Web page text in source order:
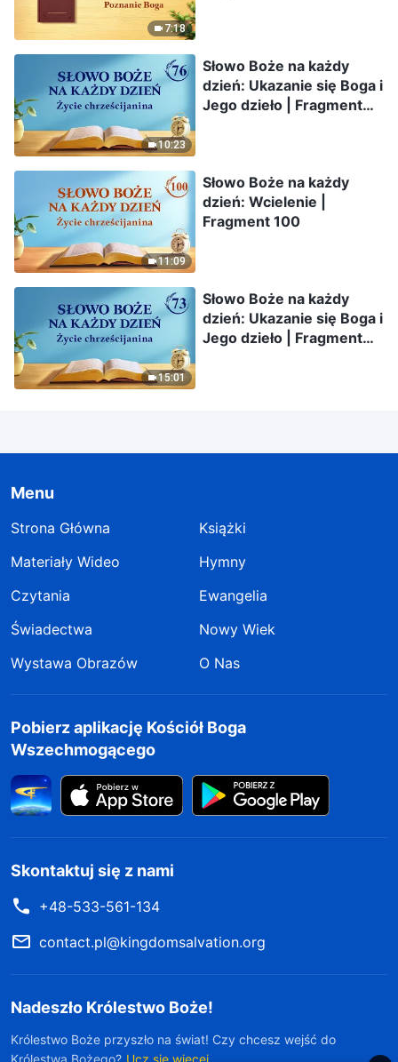
7:18
10:23
Słowo Boże na każdy
dzień: Ukazanie się Boga i
Jego dzieło | Fragment
11:09
Słowo Boże na każdy
dzień: Wcielenie |
Fragment 100
15:01
Słowo Boże na każdy
dzień: Ukazanie się Boga i
Jego dzieło | Fragment
Menu
Strona Główna
Książki
Materiały Wideo
Hymny
Czytania
Ewangelia
Świadectwa
Nowy Wiek
Wystawa Obrazów
O Nas
Pobierz aplikację Kościół Boga
Wszechmogącego
Skontaktuj się z nami
+48-533-561-134
contact.pl@kingdomsalvation.org
Nadeszło Królestwo Boże!
Królestwo Boże przyszło na świat! Czy chcesz wejść do
Królestwa Bożego? Ucz się więcej